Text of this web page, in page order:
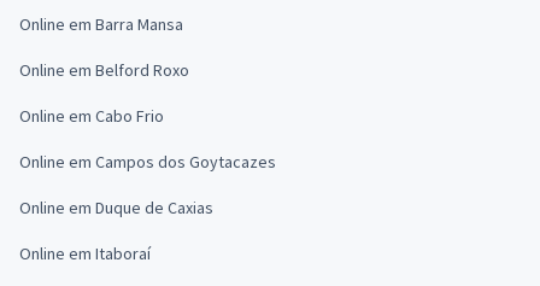
Online em Barra Mansa
Online em Belford Roxo
Online em Cabo Frio
Online em Campos dos Goytacazes
Online em Duque de Caxias
Online em Itaboraí